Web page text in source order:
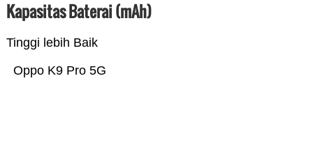
Kapasitas Baterai (mAh)
Tinggi lebih Baik
Oppo K9 Pro 5G